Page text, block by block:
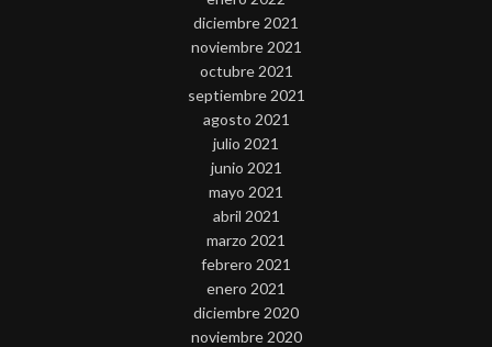
diciembre 2021
noviembre 2021
octubre 2021
septiembre 2021
agosto 2021
julio 2021
junio 2021
mayo 2021
abril 2021
marzo 2021
febrero 2021
enero 2021
diciembre 2020
noviembre 2020